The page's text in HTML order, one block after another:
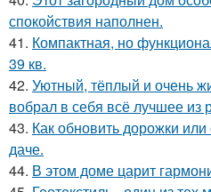
спокойствия наполнен.
41. Компактная, но
39 кв.
42. Уютный, тёплый и очень
вобрал в себя всё лучшее из
43. Как обновить дорожки
даче.
44. В этом доме царит